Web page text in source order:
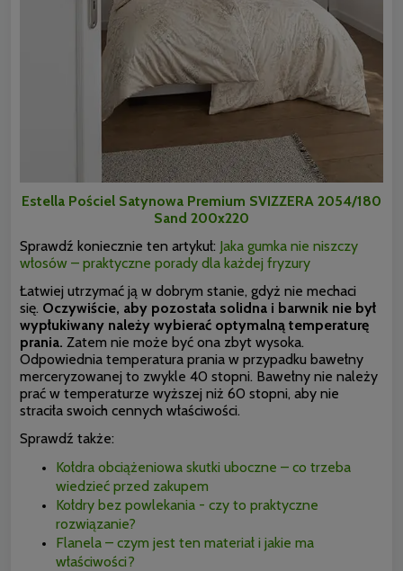
Estella Pościel Satynowa Premium SVIZZERA 2054/180
Sand 200x220
Sprawdź koniecznie ten artykuł: Jaka gumka nie niszczy
włosów – praktyczne porady dla każdej fryzury
Łatwiej utrzymać ją w dobrym stanie, gdyż nie mechaci
się. Oczywiście, aby pozostała solidna i barwnik nie był
wypłukiwany należy wybierać optymalną temperaturę
prania. Zatem nie może być ona zbyt wysoka.
Odpowiednia temperatura prania w przypadku bawełny
merceryzowanej to zwykle 40 stopni. Bawełny nie należy
prać w temperaturze wyższej niż 60 stopni, aby nie
straciła swoich cennych właściwości.
Sprawdź także:
Kołdra obciążeniowa skutki uboczne – co trzeba
wiedzieć przed zakupem
Kołdry bez powlekania - czy to praktyczne
rozwiązanie?
Flanela – czym jest ten materiał i jakie ma
właściwości?